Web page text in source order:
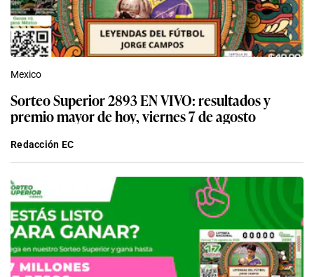
Mexico
Sorteo Superior 2893 EN VIVO: resultados y
premio mayor de hoy, viernes 7 de agosto
Redacción EC